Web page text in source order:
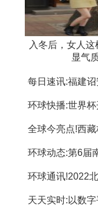
入冬后，女人这
显气
每日速讯:福建
环球快播:世界
全球今亮点!西
环球动态:第6届
环球通讯!2022
天天实时:以数